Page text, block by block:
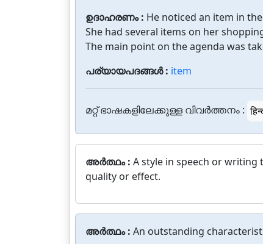
ഉദാഹരണം : He noticed an item in
She had several items on her
The main point on the agenda was
പര്യായപദങ്ങൾ : item
മറ്റ് ഭാഷകളിലേക്കുള്ള വിവർത്തനം :
അർത്ഥം : A style in speech or
quality or effect.
അർത്ഥം : An outstanding